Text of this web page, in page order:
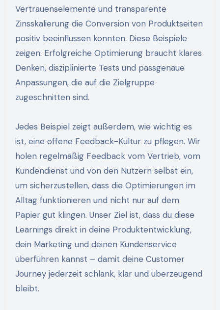
Vertrauenselemente und transparente
Zinsskalierung die Conversion von Produktseiten
positiv beeinflussen konnten. Diese Beispiele
zeigen: Erfolgreiche Optimierung braucht klares
Denken, disziplinierte Tests und passgenaue
Anpassungen, die auf die Zielgruppe
zugeschnitten sind.
Jedes Beispiel zeigt außerdem, wie wichtig es
ist, eine offene Feedback-Kultur zu pflegen. Wir
holen regelmäßig Feedback vom Vertrieb, vom
Kundendienst und von den Nutzern selbst ein,
um sicherzustellen, dass die Optimierungen im
Alltag funktionieren und nicht nur auf dem
Papier gut klingen. Unser Ziel ist, dass du diese
Learnings direkt in deine Produktentwicklung,
dein Marketing und deinen Kundenservice
überführen kannst – damit deine Customer
Journey jederzeit schlank, klar und überzeugend
bleibt.